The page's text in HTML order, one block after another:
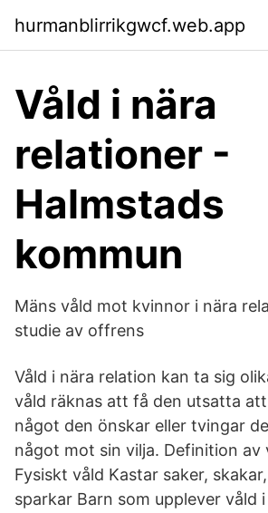
hurmanblirrikgwcf.web.app
Våld i nära
relationer -
Halmstads
kommun
Mäns våld mot kvinnor i nära
studie av offrens
Våld i nära relation kan ta sig
våld räknas att få den utsatta
något den önskar eller tvingar
något mot sin vilja. Definition av
Fysiskt våld Kastar saker,
sparkar Barn som upplever våld